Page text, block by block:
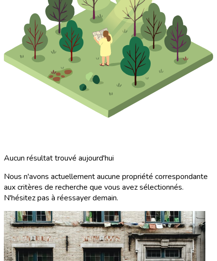
Aucun résultat trouvé aujourd'hui
Nous n'avons actuellement aucune propriété correspondante
aux critères de recherche que vous avez sélectionnés.
N'hésitez pas à réessayer demain.